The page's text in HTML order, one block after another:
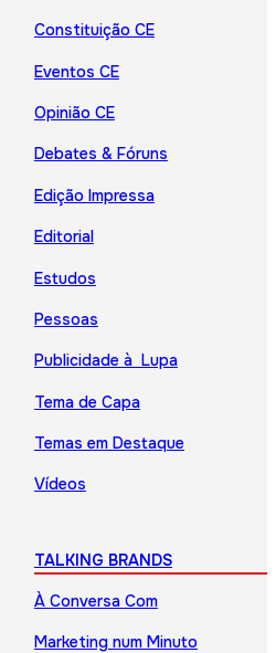
Constituição CE
Eventos CE
Opinião CE
Debates & Fóruns
Edição Impressa
Editorial
Estudos
Pessoas
Publicidade à Lupa
Tema de Capa
Temas em Destaque
Vídeos
TALKING BRANDS
À Conversa Com
Marketing num Minuto